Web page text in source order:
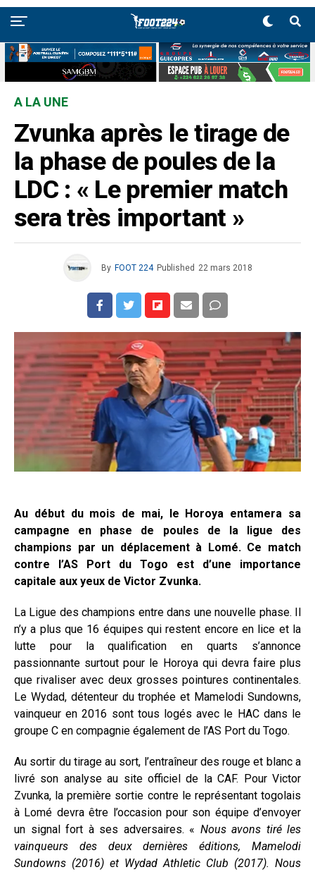
A LA UNE
Zvunka après le tirage de
la phase de poules de la
LDC : « Le premier match
sera très important »
By FOOT 224 Published 22 mars 2018
Au début du mois de mai, le Horoya entamera sa
campagne en phase de poules de la ligue des
champions par un déplacement à Lomé. Ce match
contre l’AS Port du Togo est d’une importance
capitale aux yeux de Victor Zvunka.
La Ligue des champions entre dans une nouvelle phase. Il
n’y a plus que 16 équipes qui restent encore en lice et la
lutte pour la qualification en quarts s’annonce
passionnante surtout pour le Horoya qui devra faire plus
que rivaliser avec deux grosses pointures continentales.
Le Wydad, détenteur du trophée et Mamelodi Sundowns,
vainqueur en 2016 sont tous logés avec le HAC dans le
groupe C en compagnie également de l’AS Port du Togo.
Au sortir du tirage au sort, l’entraîneur des rouge et blanc a
livré son analyse au site officiel de la CAF. Pour Victor
Zvunka, la première sortie contre le représentant togolais
à Lomé devra être l’occasion pour son équipe d’envoyer
un signal fort à ses adversaires. « Nous avons tiré les
vainqueurs des deux dernières éditions, Mamelodi
Sundowns (2016) et Wydad Athletic Club (2017). Nous